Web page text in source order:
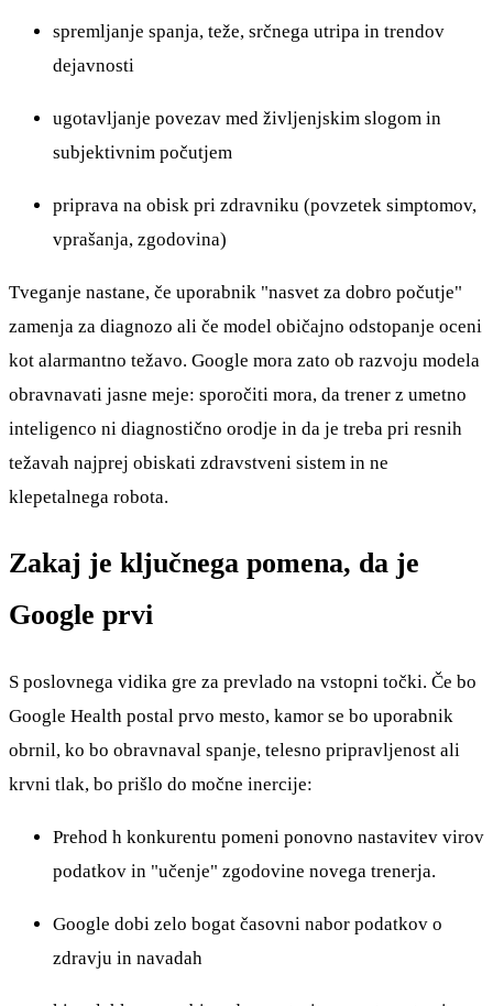
spremljanje spanja, teže, srčnega utripa in trendov
dejavnosti
ugotavljanje povezav med življenjskim slogom in
subjektivnim počutjem
priprava na obisk pri zdravniku (povzetek simptomov,
vprašanja, zgodovina)
Tveganje nastane, če uporabnik "nasvet za dobro počutje"
zamenja za diagnozo ali če model običajno odstopanje oceni
kot alarmantno težavo. Google mora zato ob razvoju modela
obravnavati jasne meje: sporočiti mora, da trener z umetno
inteligenco ni diagnostično orodje in da je treba pri resnih
težavah najprej obiskati zdravstveni sistem in ne
klepetalnega robota.
Zakaj je ključnega pomena, da je
Google prvi
S poslovnega vidika gre za prevlado na vstopni točki. Če bo
Google Health postal prvo mesto, kamor se bo uporabnik
obrnil, ko bo obravnaval spanje, telesno pripravljenost ali
krvni tlak, bo prišlo do močne inercije:
Prehod h konkurentu pomeni ponovno nastavitev virov
podatkov in "učenje" zgodovine novega trenerja.
Google dobi zelo bogat časovni nabor podatkov o
zdravju in navadah